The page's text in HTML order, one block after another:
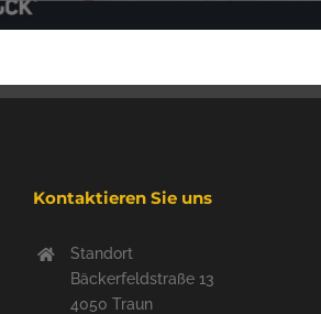
Kontaktieren Sie uns
Standort
Bäckerfeldstraße 13
4050 Traun